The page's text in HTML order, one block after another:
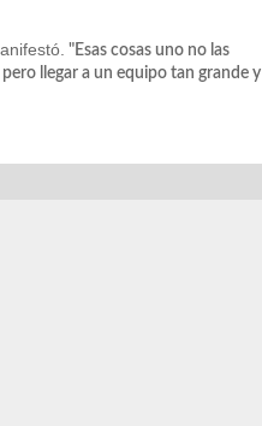
"Esas cosas uno no las
llegar a un equipo tan grande y